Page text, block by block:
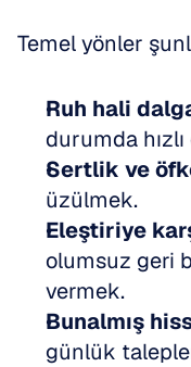
Temel yönler
Ruh hali
durumda
Sertlik ve
üzülmek.
Eleştiriye
olumsuz geri
vermek.
Bunalmış
günlük